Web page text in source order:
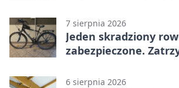
7 sierpnia 2026
Jeden skradziony
zabezpieczone.
6 sierpnia 2026